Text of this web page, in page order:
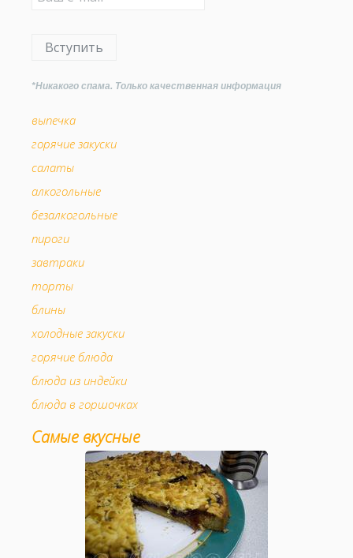
Вступить
*Никакого спама. Только качественная информация
выпечка
горячие закуски
салаты
алкогольные
безалкогольные
пироги
завтраки
торты
блины
холодные закуски
горячие блюда
блюда из индейки
блюда в горшочках
мясо в горшочках
аперитив
праздничное
вторые блюда
Самые вкусные